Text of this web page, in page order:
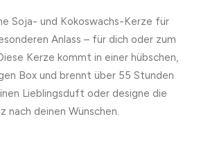
Soja- und Kokoswachs-Kerze für
Anlass – für dich oder zum
Kerze kommt in einer hübschen,
Box und brennt über 55 Stunden
Lieblingsduft oder designe die
nach deinen Wünschen.